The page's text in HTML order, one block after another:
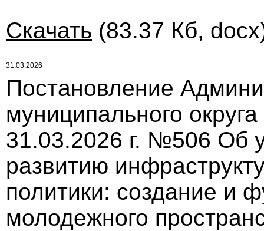
Скачать (83.37 Кб,
31.03.2026
Постановление
муниципального
31.03.2026 г. №506 Об
развитию
политики: создание и
молодежного